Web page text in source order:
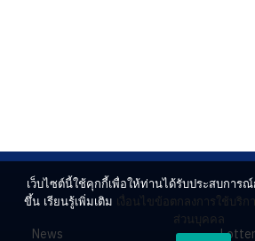
News
เว็บไซต์นี้ใช้คุกกี้เพื่อให้ท่านได้รับประสบการ
ขึ้น เรียนรู้เพิ่มเติม เงื่อนไขข้อตกลงการใช้บริก
ส่วนบุคคล